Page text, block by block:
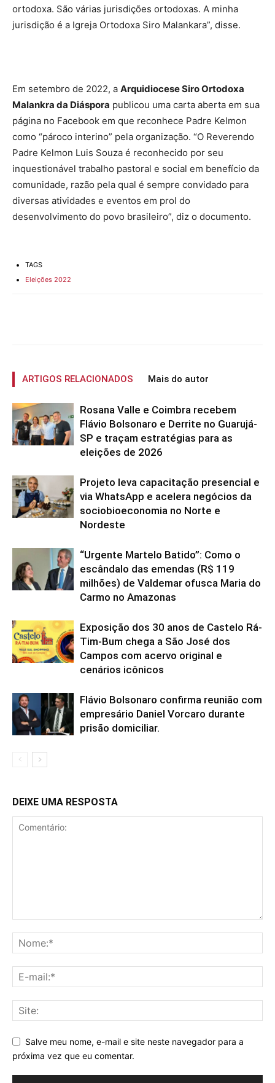
ortodoxa. São várias jurisdições ortodoxas. A minha
jurisdição é a Igreja Ortodoxa Siro Malankara”, disse.
Em setembro de 2022, a Arquidiocese Siro Ortodoxa
Malankra da Diáspora publicou uma carta aberta em sua
página no Facebook em que reconhece Padre Kelmon
como “pároco interino” pela organização. “O Reverendo
Padre Kelmon Luis Souza é reconhecido por seu
inquestionável trabalho pastoral e social em benefício da
comunidade, razão pela qual é sempre convidado para
diversas atividades e eventos em prol do
desenvolvimento do povo brasileiro”, diz o documento.
TAGS
Eleições 2022
ARTIGOS RELACIONADOS Mais do autor
Rosana Valle e Coimbra recebem
Flávio Bolsonaro e Derrite no Guarujá-
SP e traçam estratégias para as
eleições de 2026
Projeto leva capacitação presencial e
via WhatsApp e acelera negócios da
sociobioeconomia no Norte e
Nordeste
“Urgente Martelo Batido”: Como o
escândalo das emendas (R$ 119
milhões) de Valdemar ofusca Maria do
Carmo no Amazonas
Exposição dos 30 anos de Castelo Rá-
Tim-Bum chega a São José dos
Campos com acervo original e
cenários icônicos
Flávio Bolsonaro confirma reunião com
empresário Daniel Vorcaro durante
prisão domiciliar.
DEIXE UMA RESPOSTA
Salve meu nome, e-mail e site neste navegador para a
próxima vez que eu comentar.